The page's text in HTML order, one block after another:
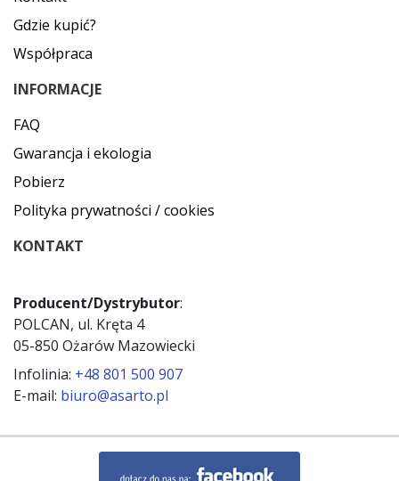
Gdzie kupić?
Współpraca
INFORMACJE
FAQ
Gwarancja i ekologia
Pobierz
Polityka prywatności / cookies
KONTAKT
Producent/Dystrybutor:
POLCAN, ul. Kręta 4
05-850 Ożarów Mazowiecki
Infolinia: +48 801 500 907
E-mail: biuro@asarto.pl